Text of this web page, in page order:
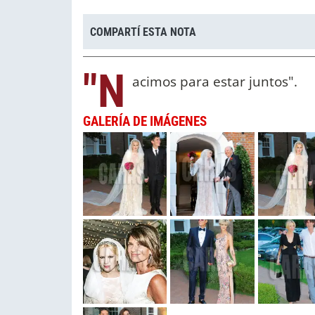
COMPARTÍ ESTA NOTA
"N acimos para estar juntos".
GALERÍA DE IMÁGENES